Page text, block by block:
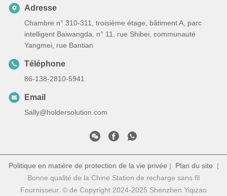
Adresse
Chambre n° 310-311, troisième étage, bâtiment A, parc
intelligent Baiwangda, n° 11, rue Shibei, communauté
Yangmei, rue Bantian
Téléphone
86-138-2810-5941
Email
Sally@holdersolution.com
Politique en matière de protection de la vie privée | Plan du site |
Bonne qualité de la Chine Station de recharge sans fil
Fournisseur. © de Copyright 2024-2025 Shenzhen Yiqizao